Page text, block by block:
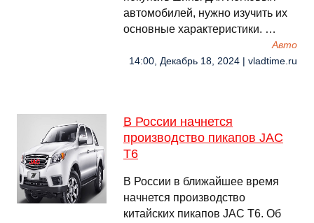
автомобилей, нужно изучить их
основные характеристики. …
Авто
14:00, Декабрь 18, 2024 | vladtime.ru
В России начнется
производство пикапов JAC
T6
В России в ближайшее время
начнется производство
китайских пикапов JAC T6. Об